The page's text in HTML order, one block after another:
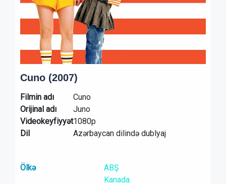
Cuno (2007)
Filmin adı
Cuno
Orijinal adı
Juno
Videokeyfiyyət1080p
Dil
Azərbaycan dilində dublyaj
Ölkə
ABŞ
Kanada